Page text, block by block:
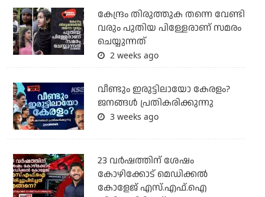
കേന്ദ്രം തിരുത്തുക തന്നെ വേണ്ടി
വരും പുതിയ പിള്ളേരാണ് സമരം
ചെയ്യുന്നത്
2 weeks ago
വീണ്ടും ഇരുട്ടിലായോ കേരളം?
ജനങ്ങൾ പ്രതികരിക്കുന്നു
3 weeks ago
23 വർഷത്തിന് ശേഷം
കോഴിക്കോട് മെഡിക്കൽ
കോളേജ് എസ്.എഫ്.ഐ